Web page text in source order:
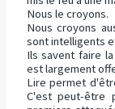
Nous le croyons.
Nous croyons
sont intelligents
Ils savent faire
est largement
Lire permet
C'est peut-être